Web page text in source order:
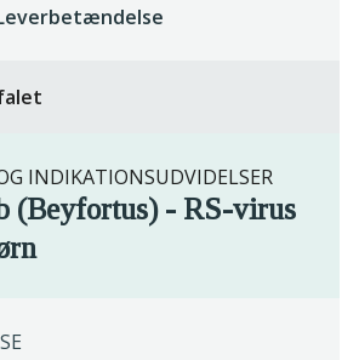
INDIKATIONSUDVIDELSER
(Beyfortus) - RS-virus